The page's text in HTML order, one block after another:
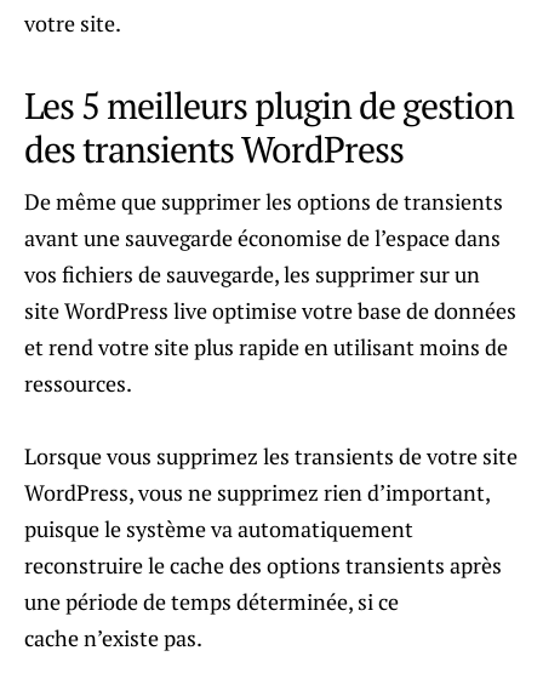
votre site.
Les 5 meilleurs plugin de gestion
des transients WordPress
De même que supprimer les options de transients
avant une sauvegarde économise de l’espace dans
vos fichiers de sauvegarde, les supprimer sur un
site WordPress live optimise votre base de données
et rend votre site plus rapide en utilisant moins de
ressources.
Lorsque vous supprimez les transients de votre site
WordPress, vous ne supprimez rien d’important,
puisque le système va automatiquement
reconstruire le cache des options transients après
une période de temps déterminée, si ce
cache n’existe pas.